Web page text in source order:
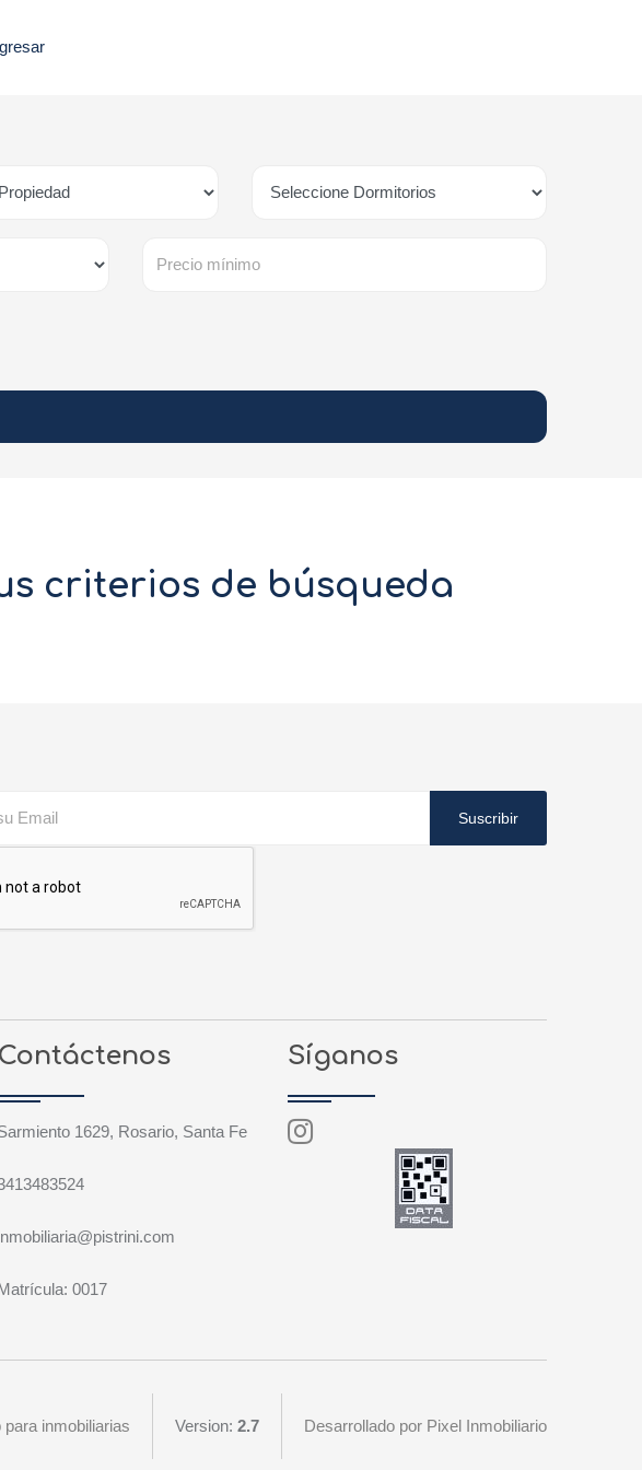
criterios de búsqueda
Suscribir
Contáctenos
1629, Rosario, Santa Fe
0017
Síganos
para inmobiliarias Version: 2.7 Desarrollado por Pixel Inmobiliario